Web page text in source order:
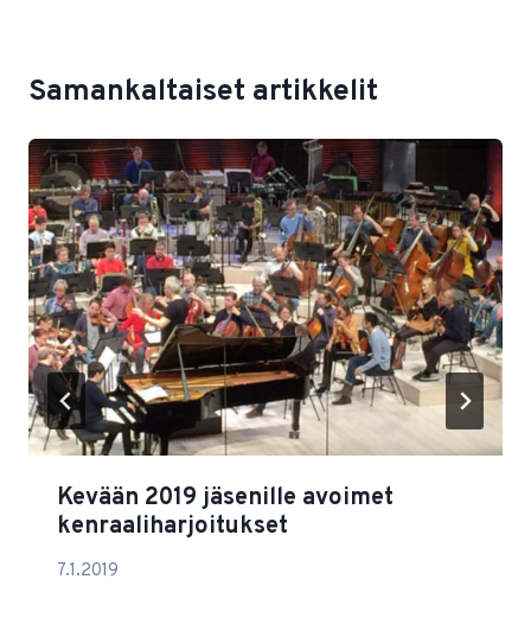
Samankaltaiset artikkelit
Kevään 2019 jäsenille avoimet
kenraaliharjoitukset
7.1.2019